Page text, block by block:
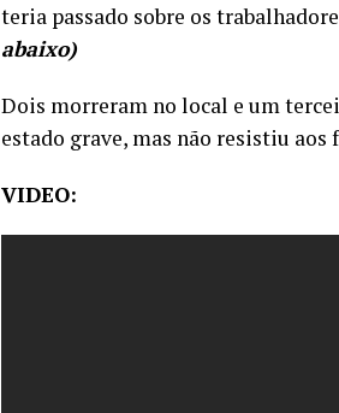
teria passado sobre os
abaixo)
Dois morreram no local e um
estado grave, mas não resistiu aos
VIDEO: